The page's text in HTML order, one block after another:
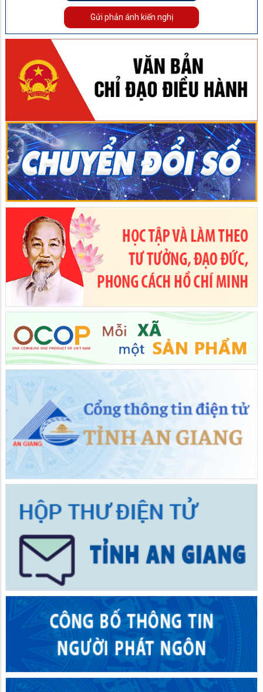
Gửi phản ánh kiến nghị